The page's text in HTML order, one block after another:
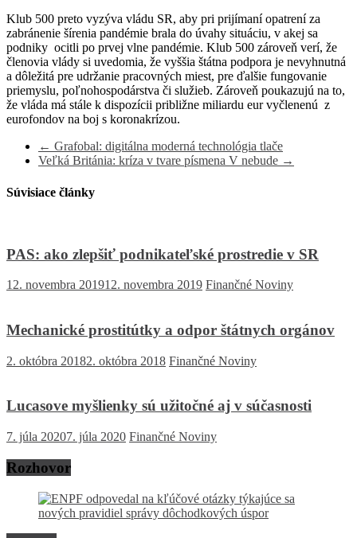
Klub 500 preto vyzýva vládu SR, aby pri prijímaní opatrení za
zabránenie šírenia pandémie brala do úvahy situáciu, v akej sa
podniky ocitli po prvej vlne pandémie. Klub 500 zároveň verí, že
členovia vlády si uvedomia, že vyššia štátna podpora je nevyhnutná
a dôležitá pre udržanie pracovných miest, pre ďalšie fungovanie
priemyslu, poľnohospodárstva či služieb. Zároveň poukazujú na to,
že vláda má stále k dispozícii približne miliardu eur vyčlenenú z
eurofondov na boj s koronakrízou.
← Grafobal: digitálna moderná technológia tlače
Veľká Británia: kríza v tvare písmena V nebude →
Súvisiace články
PAS: ako zlepšiť podnikateľské prostredie v SR
12. novembra 201912. novembra 2019 Finančné Noviny
Mechanické prostitútky a odpor štátnych orgánov
2. októbra 20182. októbra 2018 Finančné Noviny
Lucasove myšlienky sú užitočné aj v súčasnosti
7. júla 20207. júla 2020 Finančné Noviny
Rozhovor